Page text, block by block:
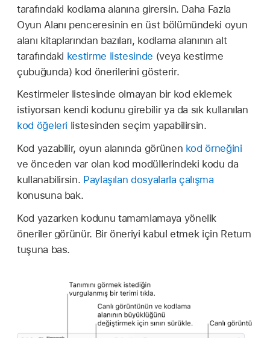
tarafındaki kodlama alanına girersin. Daha Fazla
Oyun Alanı penceresinin en üst bölümündeki oyun
alanı kitaplarından bazıları, kodlama alanının alt
tarafındaki kestirme listesinde (veya kestirme
çubuğunda) kod önerilerini gösterir.
Kestirmeler listesinde olmayan bir kod eklemek
istiyorsan kendi kodunu girebilir ya da sık kullanılan
kod öğeleri listesinden seçim yapabilirsin.
Kod yazabilir, oyun alanında görünen kod örneğini
ve önceden var olan kod modüllerindeki kodu da
kullanabilirsin. Paylaşılan dosyalarla çalışma
konusuna bak.
Kod yazarken kodunu tamamlamaya yönelik
öneriler görünür. Bir öneriyi kabul etmek için Return
tuşuna bas.